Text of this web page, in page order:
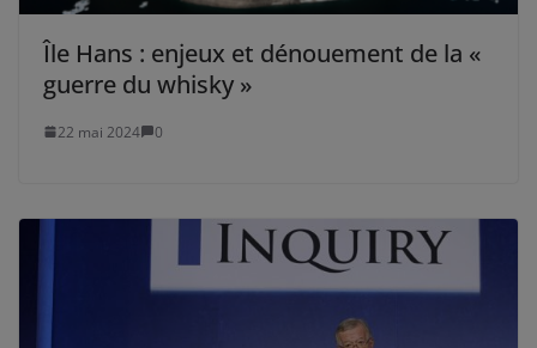
Île Hans : enjeux et dénouement de la «
guerre du whisky »
22 mai 2024 0